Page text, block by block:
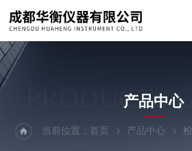
PRODUCTS
产品中心
当前位置：首页 产品中心